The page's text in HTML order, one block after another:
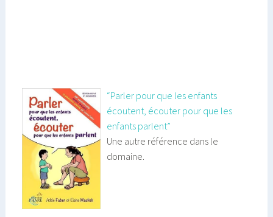
“Parler pour que les enfants
écoutent, écouter pour que les
enfants parlent”
Une autre référence dans le
domaine.